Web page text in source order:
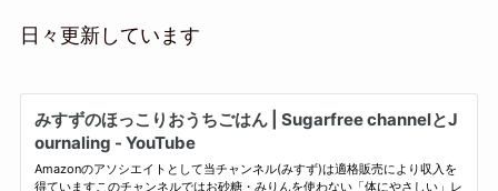
日々更新しています